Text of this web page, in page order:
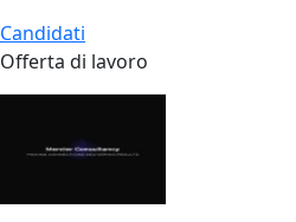
Candidati
Offerta di lavoro